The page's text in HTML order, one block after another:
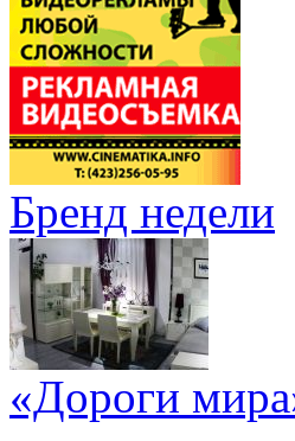
Бренд недели
«Дороги